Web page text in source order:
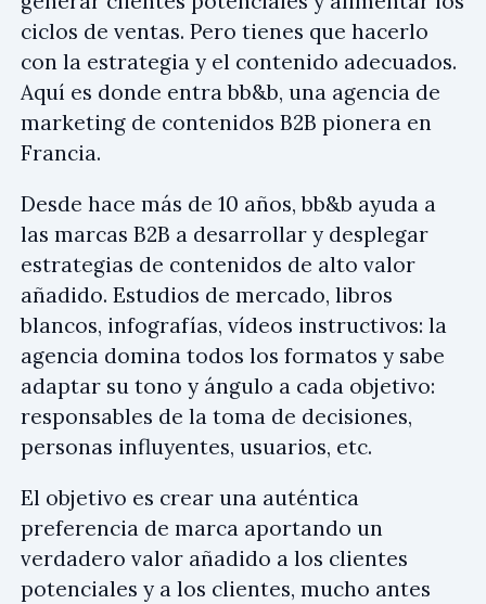
ciclos de ventas. Pero tienes que hacerlo
con la estrategia y el contenido adecuados.
Aquí es donde entra bb&b, una agencia de
marketing de contenidos B2B pionera en
Francia.
Desde hace más de 10 años, bb&b ayuda a
las marcas B2B a desarrollar y desplegar
estrategias de contenidos de alto valor
añadido. Estudios de mercado, libros
blancos, infografías, vídeos instructivos: la
agencia domina todos los formatos y sabe
adaptar su tono y ángulo a cada objetivo:
responsables de la toma de decisiones,
personas influyentes, usuarios, etc.
El objetivo es crear una auténtica
preferencia de marca aportando un
verdadero valor añadido a los clientes
potenciales y a los clientes, mucho antes